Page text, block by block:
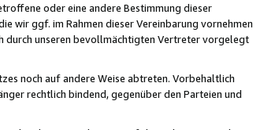
oder eine andere Bestimmung dieser
wir ggf. im Rahmen dieser Vereinbarung vornehmen
durch unseren bevollmächtigten Vertreter vorgelegt
noch auf andere Weise abtreten. Vorbehaltlich
rechtlich bindend, gegenüber den Parteien und